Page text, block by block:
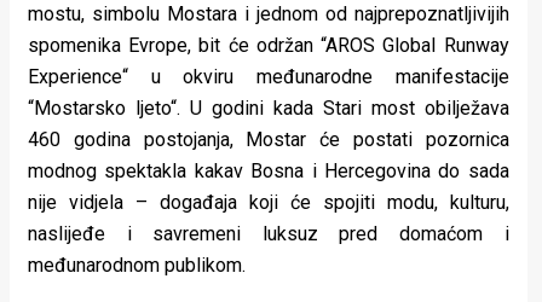
mostu, simbolu Mostara i jednom od najprepoznatljivijih
spomenika Evrope, bit će održan “AROS Global Runway
Experience“ u okviru međunarodne manifestacije
“Mostarsko ljeto“. U godini kada Stari most obilježava
460 godina postojanja, Mostar će postati pozornica
modnog spektakla kakav Bosna i Hercegovina do sada
nije vidjela – događaja koji će spojiti modu, kulturu,
naslijeđe i savremeni luksuz pred domaćom i
međunarodnom publikom.